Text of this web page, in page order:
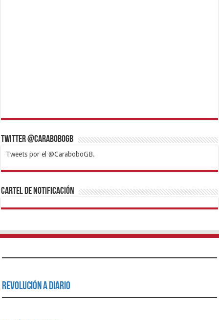
Twitter @CaraboboGB
Tweets por el @CaraboboGB.
1xbetBetturkeyBetistKralbetSupertotobetTipobetMatadorbetMariobet
https://mvbcasino.com/
Cartel de Notificación
Revolución a Diario